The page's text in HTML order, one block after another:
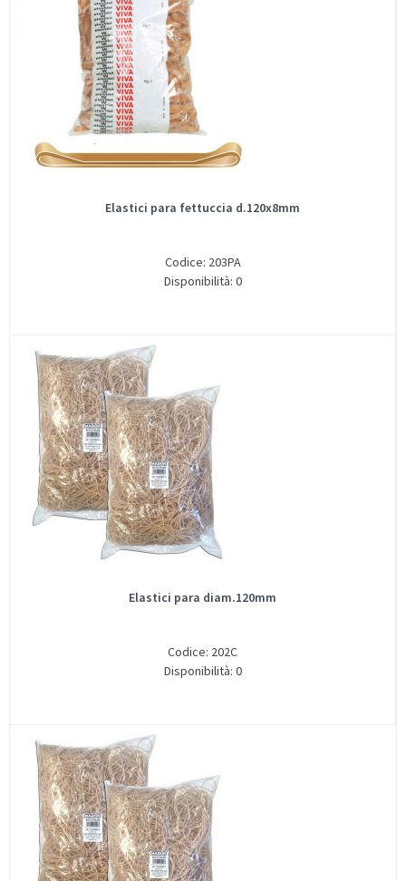
Elastici para fettuccia d.120x8mm
Codice: 203PA
Disponibilità: 0
Elastici para diam.120mm
Codice: 202C
Disponibilità: 0